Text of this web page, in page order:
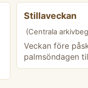
Stillaveckan
(Centrala
Veckan före
palmsöndagen